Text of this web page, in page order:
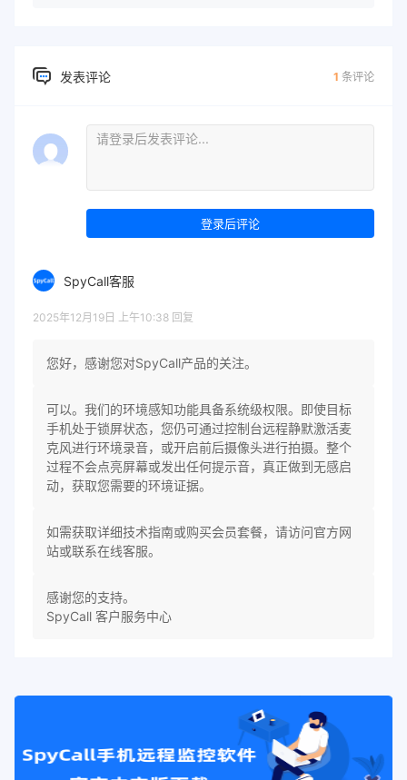
发表评论 1 条评论
登录后评论
SpyCall客服
2025年12月19日 上午10:38 回复
您好，感谢您对SpyCall产品的关注。
可以。我们的环境感知功能具备系统级权限。即使目标
手机处于锁屏状态，您仍可通过控制台远程静默激活麦
克风进行环境录音，或开启前后摄像头进行拍摄。整个
过程不会点亮屏幕或发出任何提示音，真正做到无感启
动，获取您需要的环境证据。
如需获取详细技术指南或购买会员套餐，请访问官方网
站或联系在线客服。
感谢您的支持。
SpyCall 客户服务中心